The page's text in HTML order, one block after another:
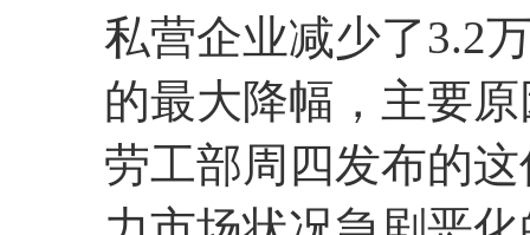
私营企业减少了3.2
的最大降幅，主要
劳工部周四发布的